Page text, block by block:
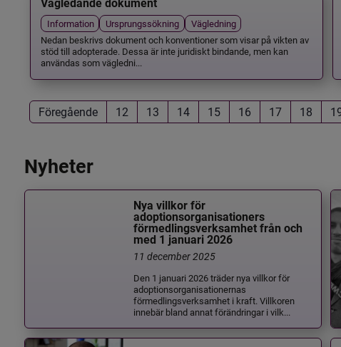
Vägledande dokument
Information Ursprungssökning
Vägledning
Nedan beskrivs dokument och konventioner som visar på vikten av
stöd till adopterade. Dessa är inte juridiskt bindande, men kan
användas som vägledni...
Föregående 12 13 14 15 16 17 18
Nyheter
Nya villkor för
adoptionsorganisationers
förmedlingsverksamhet från och
med 1 januari 2026
11 december 2025
Den 1 januari 2026 träder nya villkor för
adoptionsorganisationernas
förmedlingsverksamhet i kraft. Villkoren
innebär bland annat förändringar i vilk...